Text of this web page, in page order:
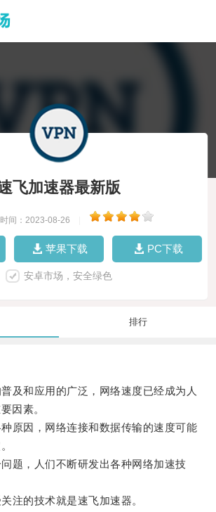
飞加速器最新版
时间：2023-08-26
苹果下载 PC下载
安卓市场，安全绿色
排行
和应用的广泛，网络速度已经成为人
因素。
因，网络连接和数据传输的速度可能
，人们不断研发出各种网络加速技
的技术就是速飞加速器。